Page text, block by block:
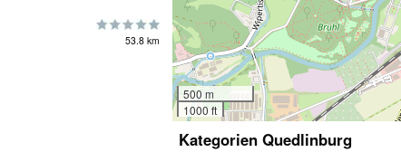
53.8 km
500 m
1000 ft
Kategorien Quedlinburg